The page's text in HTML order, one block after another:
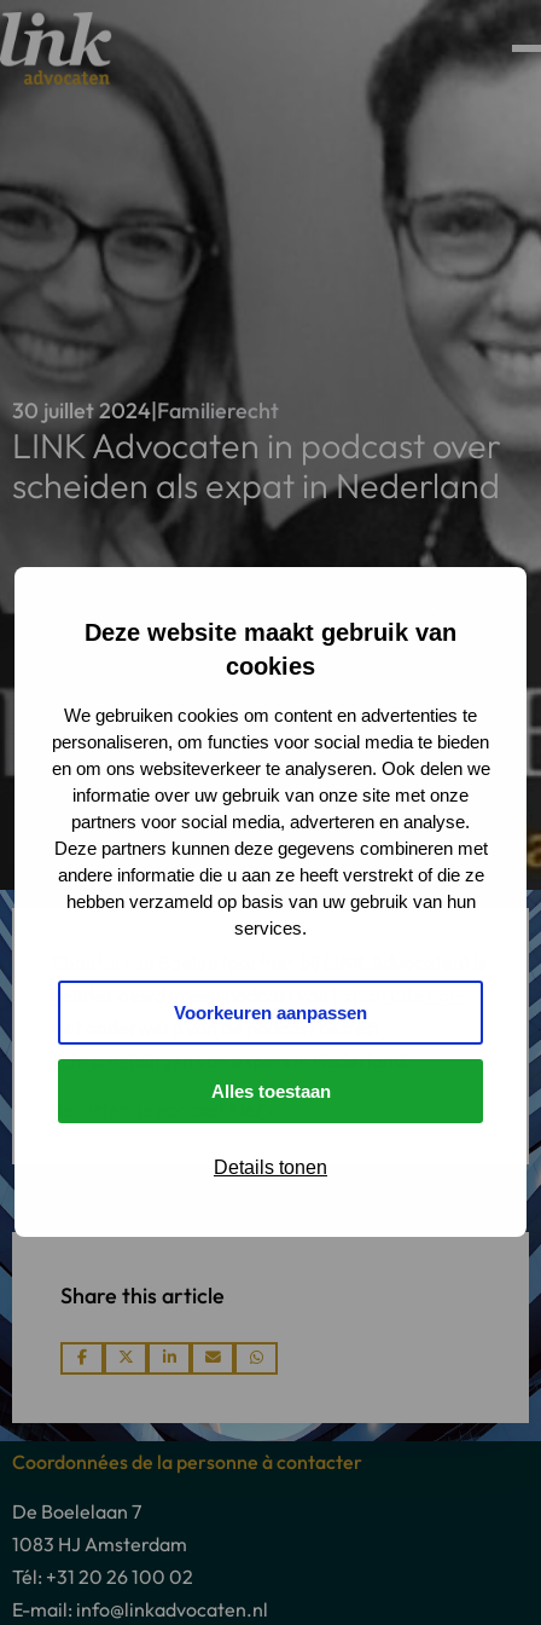
Deze website maakt gebruik van
cookies
We gebruiken cookies om content en advertenties te
personaliseren, om functies voor social media te bieden
en om ons websiteverkeer te analyseren. Ook delen we
informatie over uw gebruik van onze site met onze
partners voor social media, adverteren en analyse.
Deze partners kunnen deze gegevens combineren met
andere informatie die u aan ze heeft verstrekt of die ze
hebben verzameld op basis van uw gebruik van hun
services.
Voorkeuren aanpassen
Alles toestaan
Details tonen
30 juillet 2024|Familierecht
LINK Advocaten in podcast over
scheiden als expat in Nederland
Het onderwerp van de podcast betreft
echtscheidingenvan expats in Nederland.
Share this article
ShareShareShareShareShare
Coordonnées de la personne à contacter
De Boelelaan 7
1083 HJ Amsterdam
Tél: +31 20 26 100 02
E-mail: info@linkadvocaten.nl